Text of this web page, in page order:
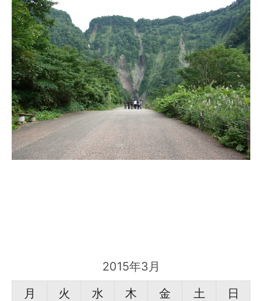
2015年3月
月
火 水 木 金 土
日